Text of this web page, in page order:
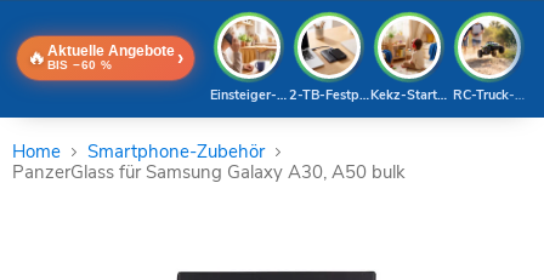
🔥 Aktuelle Angebote
BIS −60 % ›
RC-Truck-Deal
Kekz-Starterset
2-TB-Festplatte
Einsteiger-Handy
Home
Smartphone-Zubehör
PanzerGlass für Samsung Galaxy A30, A50 bulk